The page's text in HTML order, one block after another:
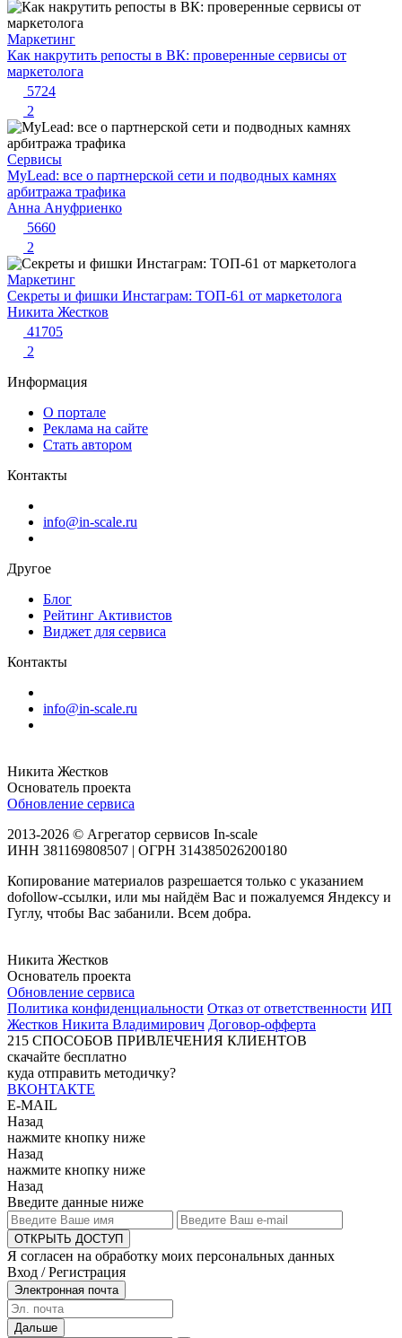
Маркетинг
Как накрутить репосты в ВК: проверенные сервисы от
маркетолога
5724
2
Сервисы
MyLead: все о партнерской сети и подводных камнях
арбитража трафика
Анна Ануфриенко
5660
2
Маркетинг
Секреты и фишки Инстаграм: ТОП-61 от маркетолога
Никита Жестков
41705
2
Информация
О портале
Реклама на сайте
Стать автором
Контакты
info@in-scale.ru
Другое
Блог
Рейтинг Активистов
Виджет для сервиса
Контакты
info@in-scale.ru
Никита Жестков
Основатель проекта
Обновление сервиса
2013-2026 © Агрегатор сервисов In-scale
ИНН 381169808507 | ОГРН 314385026200180
Копирование материалов разрешается только с указанием
dofollow-ссылки, или мы найдём Вас и пожалуемся Яндексу и
Гуглу, чтобы Вас забанили. Всем добра.
Никита Жестков
Основатель проекта
Обновление сервиса
Политика конфиденциальности Отказ от ответственности ИП
Жестков Никита Владимирович Договор-офферта
215 СПОСОБОВ ПРИВЛЕЧЕНИЯ КЛИЕНТОВ
скачайте бесплатно
куда отправить методичку?
ВКОНТАКТЕ
E-MAIL
Назад
нажмите кнопку ниже
Назад
нажмите кнопку ниже
Назад
Введите данные ниже
ОТКРЫТЬ ДОСТУП
Я согласен на обработку моих персональных данных
Вход / Регистрация
Электронная почта
Дальше